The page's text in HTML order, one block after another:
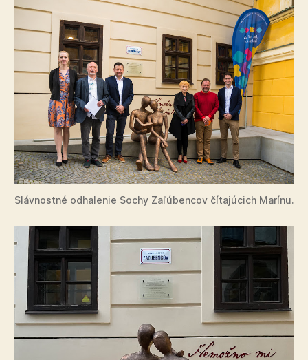
Slávnostné odhalenie Sochy Zaľúbencov čítajúcich Marínu.